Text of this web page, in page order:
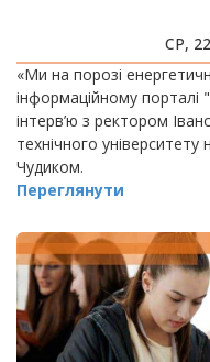
СР,
«Ми на порозі
інформаційному
інтерв’ю з ректором
технічного
Чудиком.
Переглянути